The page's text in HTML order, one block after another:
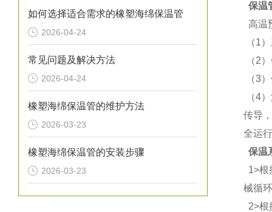
如何选择适合需求的橡塑海绵保温管
2026-04-24
常见问题及解决方法
2026-04-24
橡塑海绵保温管的维护方法
2026-03-23
橡塑海绵保温管的安装步骤
2026-03-23
保温
高温
（1
（2
（3
（4
传导
全运
保温
1>根
械循
2>根